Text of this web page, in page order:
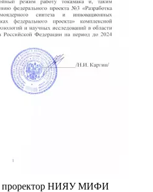
проректор НИЯУ МИФИ